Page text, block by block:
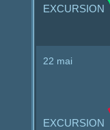
EXCURSION
22 mai
EXCURSION